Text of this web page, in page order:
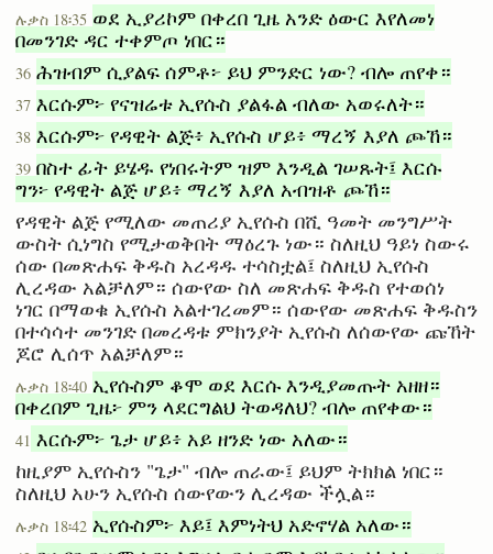
ሉቃስ 18፡35 ወደ ኢያሪኮም በቀረበ ጊዜ አንድ ዕውር እየለመነ
በመንገድ ዳር ተቀምጦ ነበር።
36 ሕዝብም ሲያልፍ ሰምቶ፦ ይህ ምንድር ነው? ብሎ ጠየቀ።
37 እርሱም፦ የናዝሬቱ ኢየሱስ ያልፋል ብለው አወሩለት።
38 እርሱም፦ የዳዊት ልጅ፥ ኢየሱስ ሆይ፥ ማረኝ እያለ ጮኸ።
39 በስተ ፊት ይሄዱ የነበሩትም ዝም እንዲል ገሠጹት፤ እርሱ
ግን፦ የዳዊት ልጅ ሆይ፥ ማረኝ እያለ አብዝቶ ጮኸ።
የዳዊት ልጅ የሚለው መጠሪያ ኢየሱስ በሺ ዓመት መንግሥት
ውስት ሲነግስ የሚታወቅበት ማዕረጉ ነው። ስለዚህ ዓይነ ስውሩ
ሰው በመጽሐፍ ቅዱስ አረዳዱ ተሳስቷል፤ ስለዚህ ኢየሱስ
ሊረዳው አልቻለም። ሰውየው ስለ መጽሐፍ ቅዱስ የተወሰነ
ነገር በማወቁ ኢየሱስ አልተገረመም። ሰውየው መጽሐፍ ቅዱስን
በተሳሳተ መንገድ በመረዳቱ ምክንያት ኢየሱስ ለሰውየው ጩኸት
ጆሮ ሊሰጥ አልቻለም።
ሉቃስ 18፡40 ኢየሱስም ቆሞ ወደ እርሱ እንዲያመጡት አዘዘ።
በቀረበም ጊዜ፦ ምን ላደርግልህ ትወዳለህ? ብሎ ጠየቀው።
41 እርሱም፦ ጌታ ሆይ፥ አይ ዘንድ ነው አለው።
ከዚያም ኢየሱስን "ጌታ" ብሎ ጠራው፤ ይህም ትክክል ነበር።
ስለዚህ አሁን ኢየሱስ ሰውየውን ሊረዳው ችሏል።
ሉቃስ 18፡42 ኢየሱስም፦ እይ፤ እምነትህ አድኖሃል አለው።